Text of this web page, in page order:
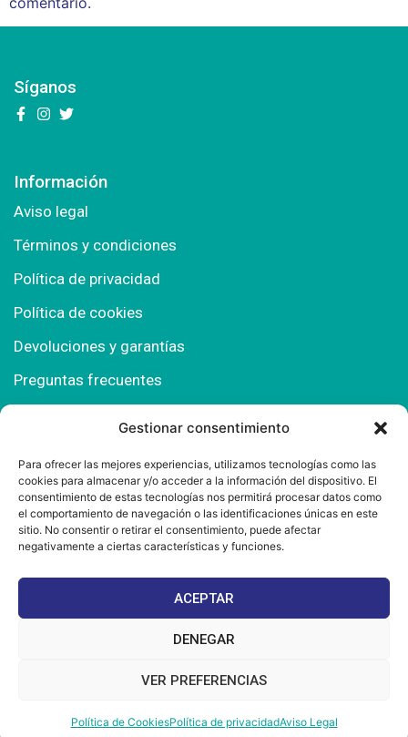
Gestionar consentimiento
Para ofrecer las mejores experiencias, utilizamos tecnologías como las
cookies para almacenar y/o acceder a la información del dispositivo. El
consentimiento de estas tecnologías nos permitirá procesar datos como
el comportamiento de navegación o las identificaciones únicas en este
sitio. No consentir o retirar el consentimiento, puede afectar
negativamente a ciertas características y funciones.
ACEPTAR
DENEGAR
VER PREFERENCIAS
Política de CookiesPolítica de privacidadAviso Legal
Síganos
Información
Aviso legal
Términos y condiciones
Política de privacidad
Política de cookies
Devoluciones y garantías
Preguntas frecuentes
Polígono Comercial Urbisur (Cita previa) 11130
Chiclana de la Fra. (Cádiz)
667 457 908
info@mantonesdelsur.com
mantonesdelsur@gmail.com